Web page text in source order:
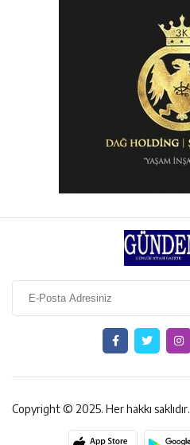
Copyright © 2025. Her hakkı saklıdır.